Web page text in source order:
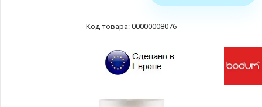
Код товара: 00000008076